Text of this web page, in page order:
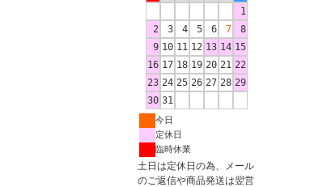
1
2
3 4 5 6 7
8
9 10 11 12 13 14 15
16 17 18 19 20 21 22
23 24 25 26 27 28 29
30 31
今日
定休日
臨時休業
土日は定休日の為、メール
のご返信や商品発送は翌営